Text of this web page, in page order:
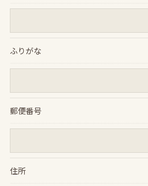
＜個人情報の委託について＞
ふりがな
郵便番号
住所